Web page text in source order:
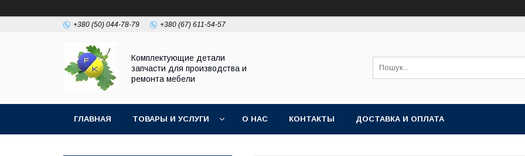
+380 (50) 044-78-79 +380 (67) 611-54-57
Комплектующие детали
запчасти для производства и
ремонта мебели
ГЛАВНАЯ ТОВАРЫ И УСЛУГИ О НАС КОНТАКТЫ ДОСТАВКА И ОПЛАТА